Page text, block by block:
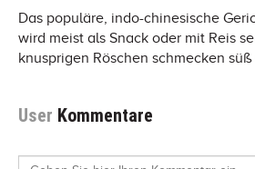
Das populäre, indo-chinesische
wird meist als Snack oder mit Reis
knusprigen Röschen schmecken
User Kommentare